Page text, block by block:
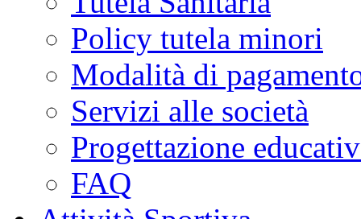
Policy tutela minori
Modalità di
Servizi alle società
Progettazione
FAQ